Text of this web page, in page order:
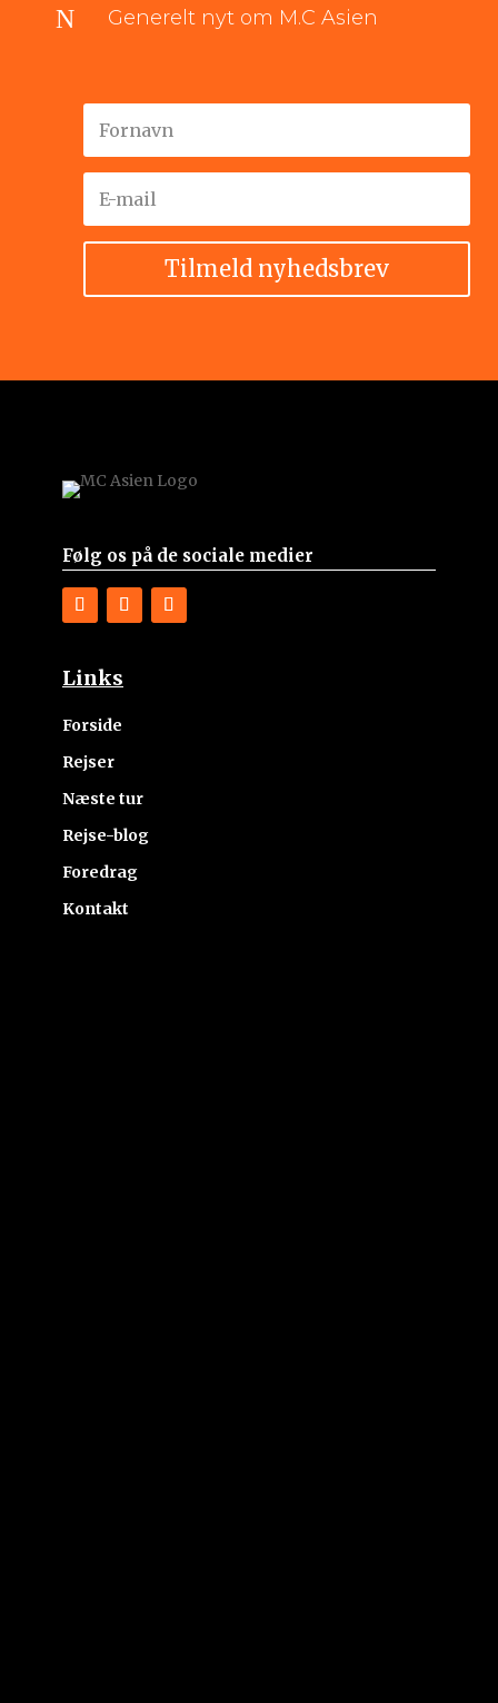
N Generelt nyt om M.C Asien
Tilmeld nyhedsbrev
Følg os på de sociale medier
Links
Forside
Rejser
Næste tur
Rejse-blog
Foredrag
Kontakt